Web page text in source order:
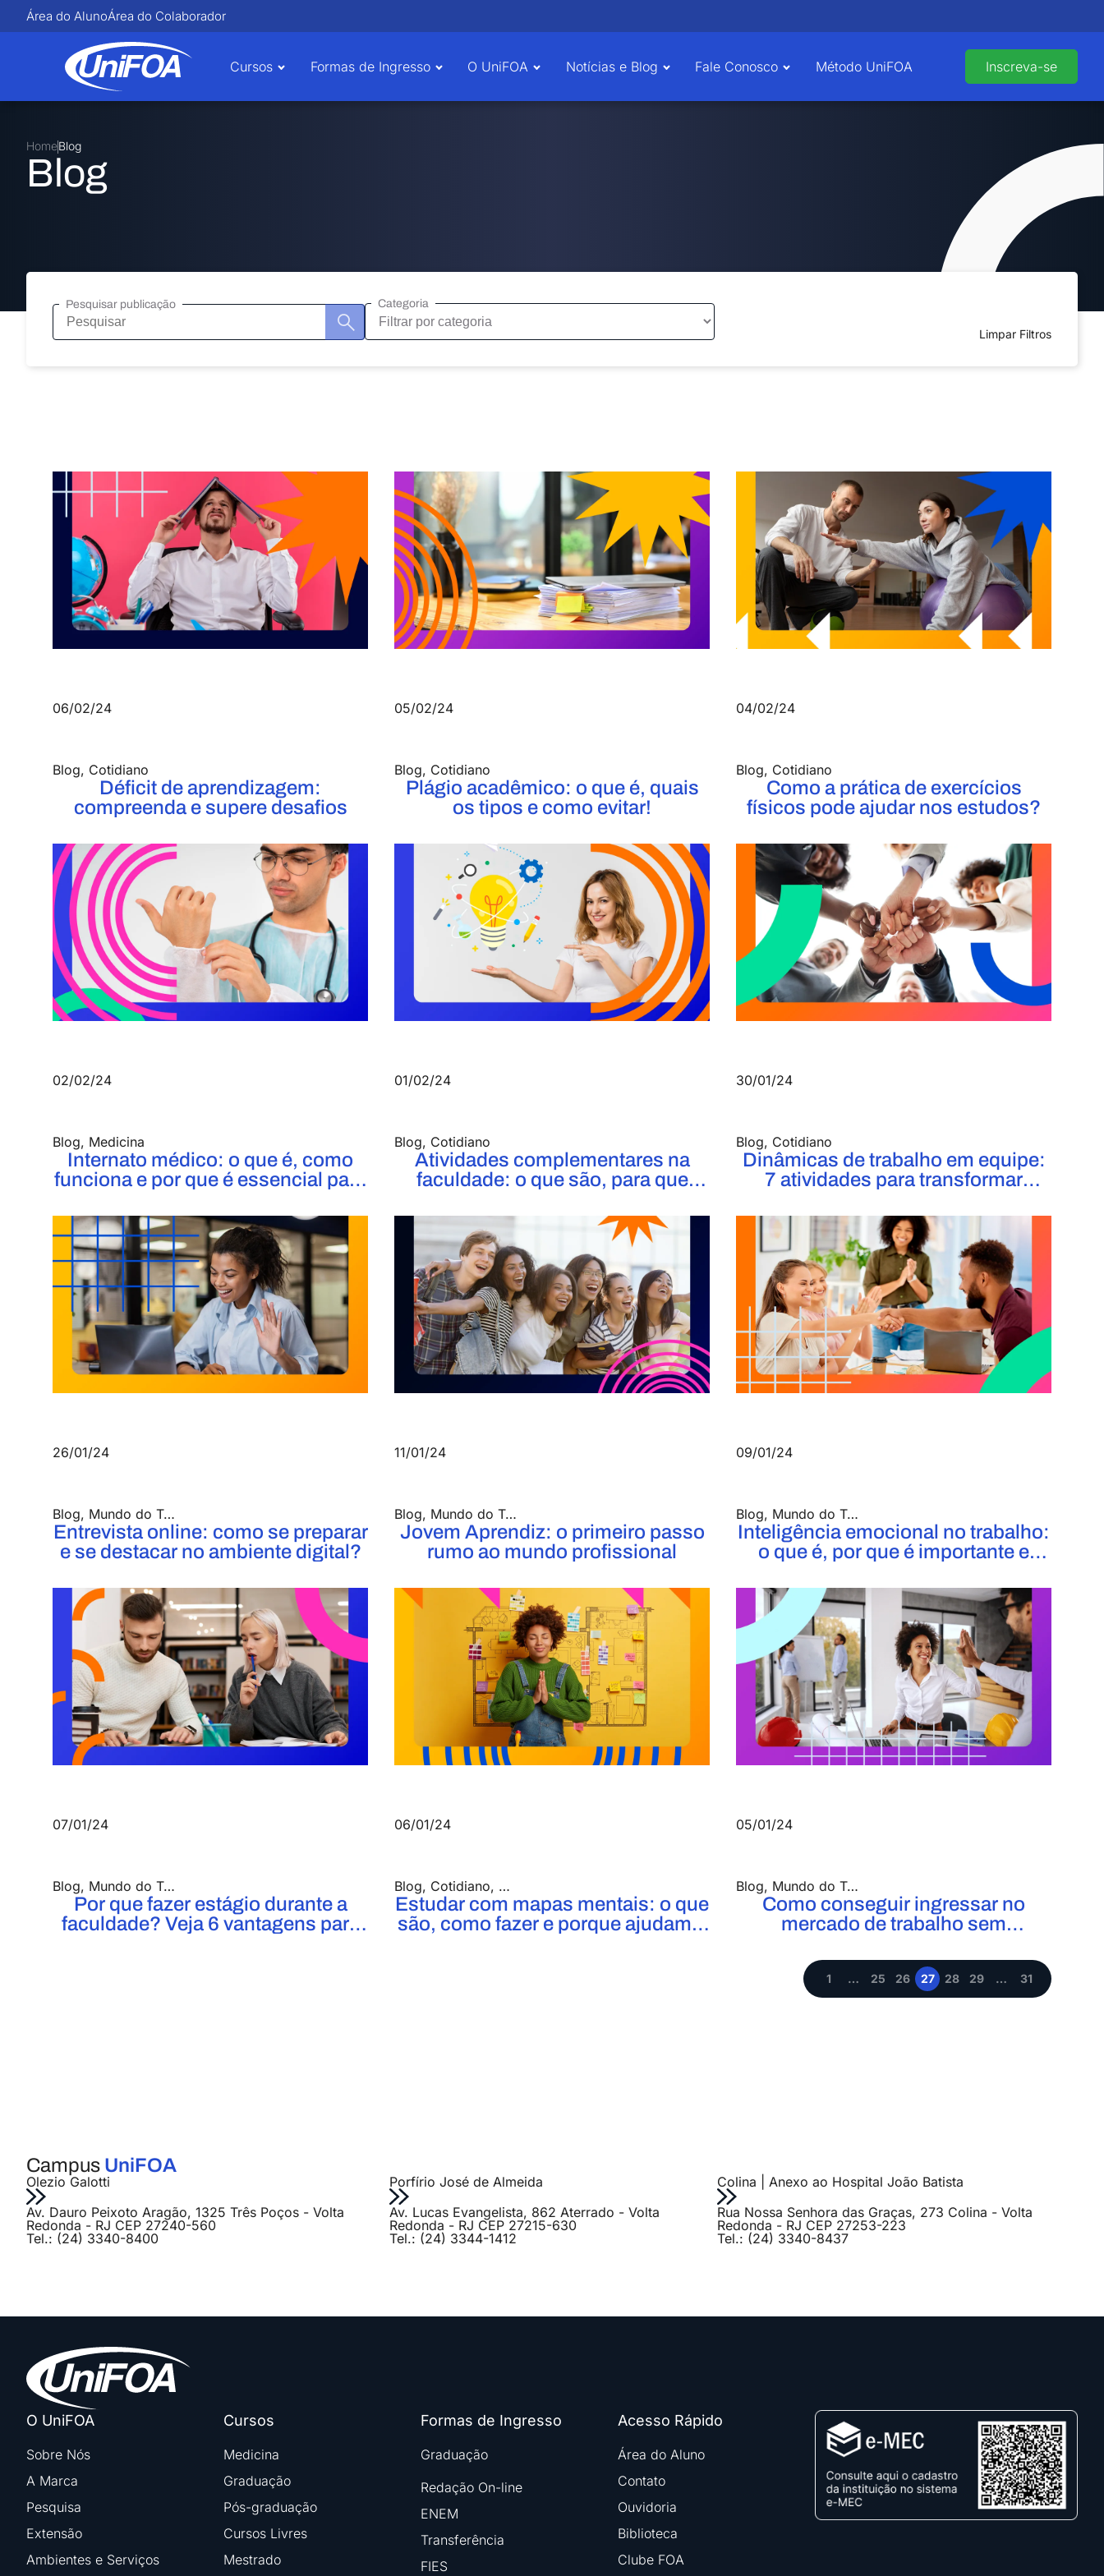
Área do AlunoÁrea do Colaborador
Cursos Formas de Ingresso O UniFOA Notícias e Blog Fale Conosco Método UniFOA Inscreva-se
HomeBlog
Blog
Pesquisar publicação
Pesquisar
publicação
Categoria
Limpar Filtros
06/02/24
Blog, Cotidiano
Déficit de aprendizagem:
compreenda e supere desafios
05/02/24
Blog, Cotidiano
Plágio acadêmico: o que é, quais
os tipos e como evitar!
04/02/24
Blog, Cotidiano
Como a prática de exercícios
físicos pode ajudar nos estudos?
02/02/24
Blog, Medicina
Internato médico: o que é, como
funciona e por que é essencial para
01/02/24
Blog, Cotidiano
Atividades complementares na
faculdade: o que são, para que
30/01/24
Blog, Cotidiano
Dinâmicas de trabalho em equipe:
7 atividades para transformar
26/01/24
Blog, Mundo do Trabalho
Entrevista online: como se preparar
e se destacar no ambiente digital?
11/01/24
Blog, Mundo do Trabalho
Jovem Aprendiz: o primeiro passo
rumo ao mundo profissional
09/01/24
Blog, Mundo do Trabalho
Inteligência emocional no trabalho:
o que é, por que é importante e
07/01/24
Blog, Mundo do Trabalho
Por que fazer estágio durante a
faculdade? Veja 6 vantagens para
06/01/24
Blog, Cotidiano, Enem/Vestibular
Estudar com mapas mentais: o que
são, como fazer e porque ajudam a
05/01/24
Blog, Mundo do Trabalho
Como conseguir ingressar no
mercado de trabalho sem
1 … 25 26 27 28 29 … 31
Campus UniFOA
Olezio Galotti
Av. Dauro Peixoto Aragão, 1325 Três Poços - Volta
Redonda - RJ CEP 27240-560
Tel.: (24) 3340-8400
Porfírio José de Almeida
Av. Lucas Evangelista, 862 Aterrado - Volta
Redonda - RJ CEP 27215-630
Tel.: (24) 3344-1412
Colina | Anexo ao Hospital João Batista
Rua Nossa Senhora das Graças, 273 Colina - Volta
Redonda - RJ CEP 27253-223
Tel.: (24) 3340-8437
O UniFOA
Sobre Nós
A Marca
Pesquisa
Extensão
Ambientes e Serviços
Cursos
Medicina
Graduação
Pós-graduação
Cursos Livres
Mestrado
Formas de Ingresso
Graduação
Redação On-line
ENEM
Transferência
FIES
Acesso Rápido
Área do Aluno
Contato
Ouvidoria
Biblioteca
Clube FOA